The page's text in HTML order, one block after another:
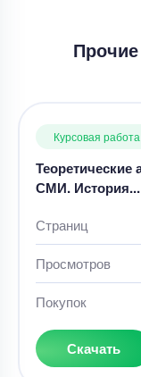
Курсовая работа
СМИ. История...
Страниц
Просмотров
Покупок
Скачать